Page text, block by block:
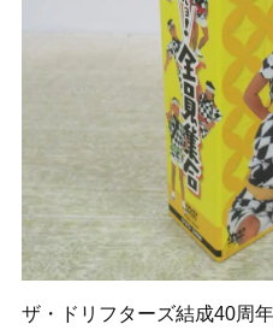
ザ・ドリフターズ結成40周